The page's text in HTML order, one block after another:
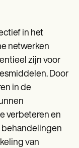
in het
netwerken
zijn voor
Door
in de
verbeteren en
behandelingen
van